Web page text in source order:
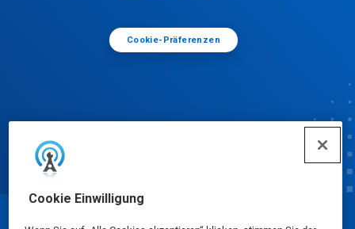
Cookie Einwilligung
Cookie-Präferenzen